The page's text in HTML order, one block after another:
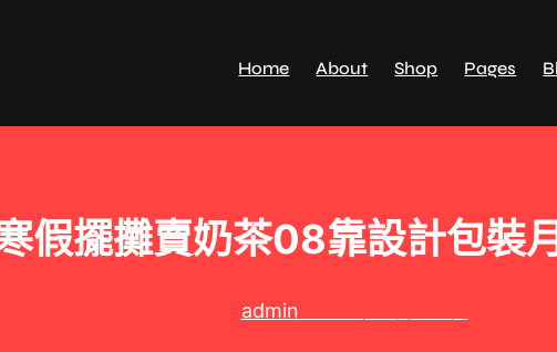
Home About Shop Pages
假擺攤賣奶茶08靠設計包裝
admin